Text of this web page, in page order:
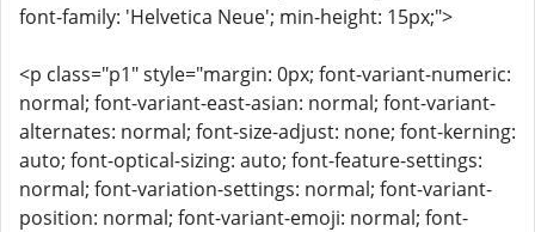
font-family: 'Helvetica Neue'; min-height: 15px;">
<p class="p1" style="margin: 0px; font-variant-numeric:
normal; font-variant-east-asian: normal; font-variant-
alternates: normal; font-size-adjust: none; font-kerning:
auto; font-optical-sizing: auto; font-feature-settings:
normal; font-variation-settings: normal; font-variant-
position: normal; font-variant-emoji: normal; font-